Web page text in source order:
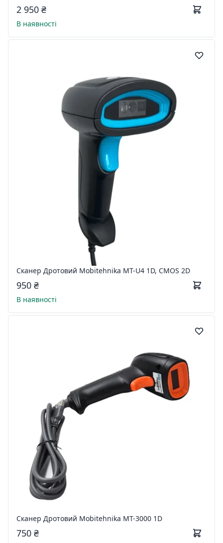
2 950 ₴
В наявності
Сканер Дротовий Mobitehnika MT-U4 1D, CMOS 2D
950 ₴
В наявності
Сканер Дротовий Mobitehnika MT-3000 1D
750 ₴